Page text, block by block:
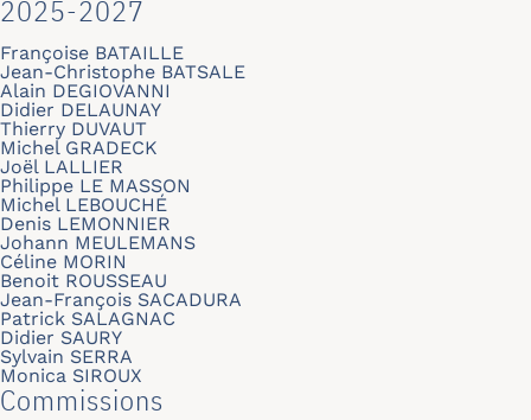
2025-2027
Françoise BATAILLE
Jean-Christophe BATSALE
Alain DEGIOVANNI
Didier DELAUNAY
Thierry DUVAUT
Michel GRADECK
Joël LALLIER
Philippe LE MASSON
Michel LEBOUCHÉ
Denis LEMONNIER
Johann MEULEMANS
Céline MORIN
Benoit ROUSSEAU
Jean-François SACADURA
Patrick SALAGNAC
Didier SAURY
Sylvain SERRA
Monica SIROUX
Commissions